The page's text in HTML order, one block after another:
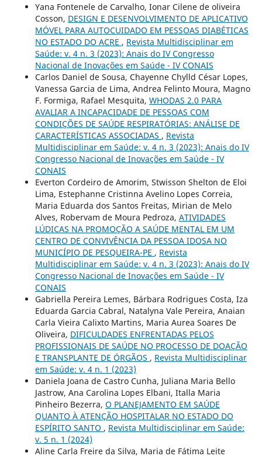
Yana Fontenele de Carvalho, Ionar Cilene de oliveira
Cosson, DESIGN E DESENVOLVIMENTO DE APLICATIVO
MÓVEL PARA AUTOCUIDADO EM PESSOAS DIABÉTICAS
NO ESTADO DO ACRE , Revista Multidisciplinar em
Saúde: v. 4 n. 3 (2023): Anais do IV Congresso
Nacional de Inovações em Saúde - IV CONAIS
Carlos Daniel de Sousa, Chayenne Chylld César Lopes,
Vanessa Garcia de Lima, Andrea Felinto Moura, Magno
F. Formiga, Rafael Mesquita, WHODAS 2.0 PARA
AVALIAR A INCAPACIDADE DE PESSOAS COM
CONDIÇÕES DE SAÚDE RESPIRATÓRIAS: ANÁLISE DE
CARACTERÍSTICAS ASSOCIADAS , Revista
Multidisciplinar em Saúde: v. 4 n. 3 (2023): Anais do IV
Congresso Nacional de Inovações em Saúde - IV
CONAIS
Everton Cordeiro de Amorim, Stwisson Shelton de Eloi
Lima, Estephanne Cristinna Avelino Lopes Correia,
Maria Eduarda dos Santos Freitas, Mirian de Melo
Alves, Robervam de Moura Pedroza, ATIVIDADES
LÚDICAS NA PROMOÇÃO A SAÚDE MENTAL EM UM
CENTRO DE CONVIVÊNCIA DA PESSOA IDOSA NO
MUNICÍPIO DE PESQUEIRA-PE , Revista
Multidisciplinar em Saúde: v. 4 n. 3 (2023): Anais do IV
Congresso Nacional de Inovações em Saúde - IV
CONAIS
Gabriella Pereira Lemes, Bárbara Rodrigues Costa, Iza
Eduarda Garcia Cabral, Natalyna Vale Pereira, Anaian
Carla Vieira Calixto Martins, Maria Aurea Soares De
Oliveira, DIFICULDADES ENFRENTADAS PELOS
PROFISSIONAIS DE SAÚDE NO PROCESSO DE DOAÇÃO
E TRANSPLANTE DE ÓRGÃOS , Revista Multidisciplinar
em Saúde: v. 4 n. 1 (2023)
Daniela Joana de Castro Cunha, Juliana Maria Bello
Jastrow, Ana Carolina Lopes Elbani, Italla Maria
Pinheiro Bezerra, O PLANEJAMENTO EM SAÚDE
QUANTO À ATENÇÃO HOSPITALAR NO ESTADO DO
ESPÍRITO SANTO , Revista Multidisciplinar em Saúde:
v. 5 n. 1 (2024)
Aline Carla Freire da Silva, Maria de Fátima Leite